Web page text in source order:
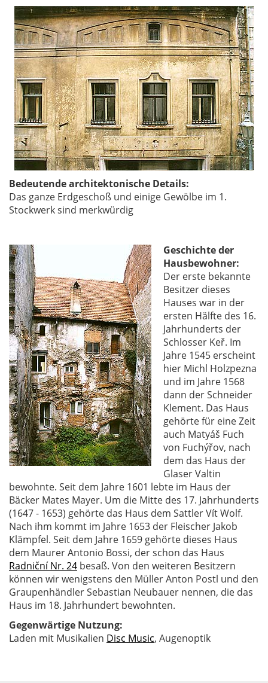
Bedeutende architektonische Details:
Das ganze Erdgeschoß und einige Gewölbe im 1.
Stockwerk sind merkwürdig
Geschichte der
Hausbewohner:
Der erste bekannte
Besitzer dieses
Hauses war in der
ersten Hälfte des 16.
Jahrhunderts der
Schlosser Keř. Im
Jahre 1545 erscheint
hier Michl Holzpezna
und im Jahre 1568
dann der Schneider
Klement. Das Haus
gehörte für eine Zeit
auch Matyáš Fuch
von Fuchýřov, nach
dem das Haus der
Glaser Valtin
bewohnte. Seit dem Jahre 1601 lebte im Haus der
Bäcker Mates Mayer. Um die Mitte des 17. Jahrhunderts
(1647 - 1653) gehörte das Haus dem Sattler Vít Wolf.
Nach ihm kommt im Jahre 1653 der Fleischer Jakob
Klämpfel. Seit dem Jahre 1659 gehörte dieses Haus
dem Maurer Antonio Bossi, der schon das Haus
Radniční Nr. 24 besaß. Von den weiteren Besitzern
können wir wenigstens den Müller Anton Postl und den
Graupenhändler Sebastian Neubauer nennen, die das
Haus im 18. Jahrhundert bewohnten.
Gegenwärtige Nutzung:
Laden mit Musikalien Disc Music, Augenoptik